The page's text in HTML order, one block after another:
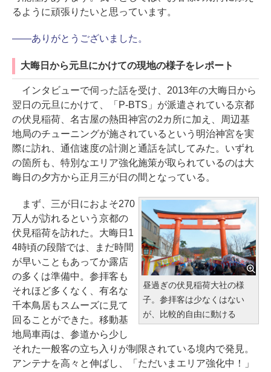
るように頑張りたいと思っています。
――ありがとうございました。
大晦日から元旦にかけての現地の様子をレポート
インタビューで伺った話を受け、2013年の大晦日から
翌日の元旦にかけて、「P-BTS」が派遣されている京都
の伏見稲荷、名古屋の熱田神宮の2カ所に加え、周辺基
地局のチューニングが施されているという明治神宮を実
際に訪れ、通信速度の計測と通話を試してみた。いずれ
の箇所も、特別なエリア強化施策が取られているのは大
晦日の夕方から正月三が日の間となっている。
昼過ぎの伏見稲荷大社の様
子。参拝客は少なくはない
が、比較的自由に動ける
まず、三が日におよそ270
万人が訪れるという京都の
伏見稲荷を訪れた。大晦日1
4時頃の段階では、まだ時間
が早いこともあってか露店
の多くは準備中。参拝客も
それほど多くなく、有名な
千本鳥居もスムーズに見て
回ることができた。移動基
地局車両は、参道から少し
それた一般客の立ち入りが制限されている境内で発見。
アンテナを高々と伸ばし、「ただいまエリア強化中！」